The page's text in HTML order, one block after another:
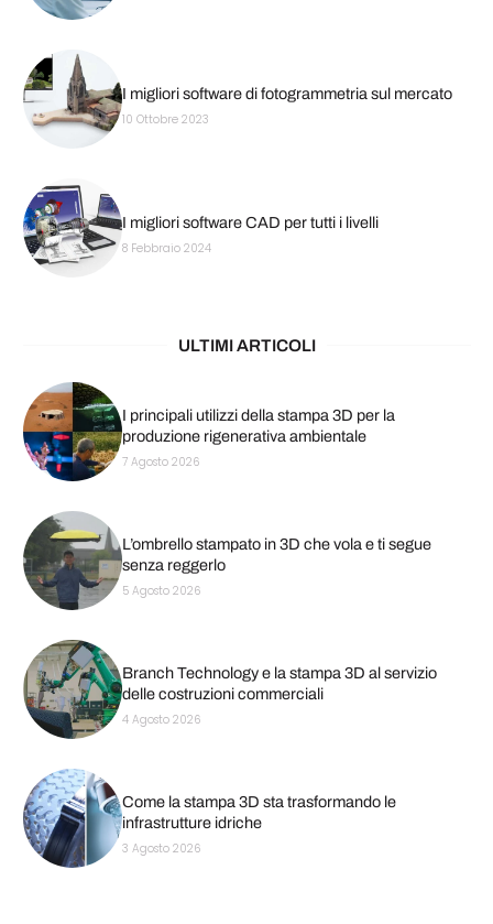
I migliori software di fotogrammetria sul mercato
10 Ottobre 2023
I migliori software CAD per tutti i livelli
8 Febbraio 2024
ULTIMI ARTICOLI
I principali utilizzi della stampa 3D per la
produzione rigenerativa ambientale
7 Agosto 2026
L’ombrello stampato in 3D che vola e ti segue
senza reggerlo
5 Agosto 2026
Branch Technology e la stampa 3D al servizio
delle costruzioni commerciali
4 Agosto 2026
Come la stampa 3D sta trasformando le
infrastrutture idriche
3 Agosto 2026